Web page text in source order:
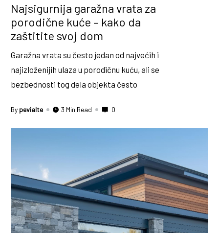
Najsigurnija garažna vrata za
porodične kuće – kako da
zaštitite svoj dom
Garažna vrata su često jedan od najvećih i
najizloženijih ulaza u porodičnu kuću, ali se
bezbednosti tog dela objekta često
By pevialte 3 Min Read 0